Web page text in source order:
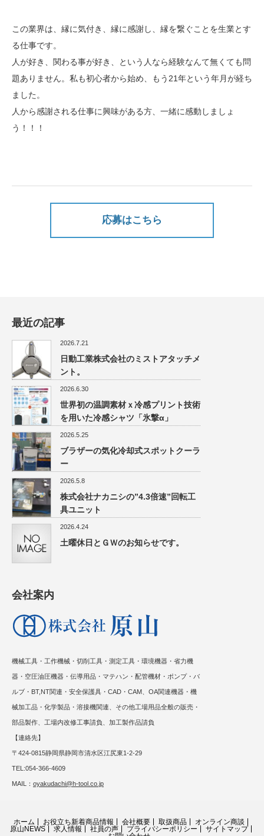
この業界は、縁に気付き、縁に感謝し、縁を繋ぐことを生業とす
る仕事です。
人が好き、関わる事が好き、という人なら経験なんて無くても問
題ありません。私も初心者から始め、もう21年という年月が経ち
ました。
人から感謝される仕事に興味がある方、一緒に感動しましょ
う！！！
応募はこちら
最近の記事
2026.7.21
日動工業株式会社のミストアタッチメ
ント。
2026.6.30
世界初の温調素材ｘ冷感プリント技術
を用いた冷感シャツ「氷撃α」
2026.5.25
ブラザーの気化冷却式スポットクーラ
ー
2026.5.8
株式会社ナカニシの”4.3倍速”回転工
具ユニット
2026.4.24
土曜休日とＧＷのお知らせです。
会社案内
機械工具・工作機械・切削工具・測定工具・環境機器・省力機
器・空圧油圧機器・伝導用品・マテハン・配管機材・ポンプ・バ
ルブ・BT,NT関連・安全保護具・CAD・CAM、OA関連機器・機
械加工品・化学製品・溶接機関連、その他工場用品全般の販売・
部品製作、工場内改修工事請負、加工製作品請負
【連絡先】
〒424-0815静岡県静岡市清水区江尻東1-2-29
TEL:054-366-4609
MAIL： oyakudachi@h-tool.co.jp
ホーム お役立ち新着商品情報 会社概要 取扱商品
オンライン商談
原山NEWS
求人情報 社員の声 プライバシーポリシー
サイトマップ